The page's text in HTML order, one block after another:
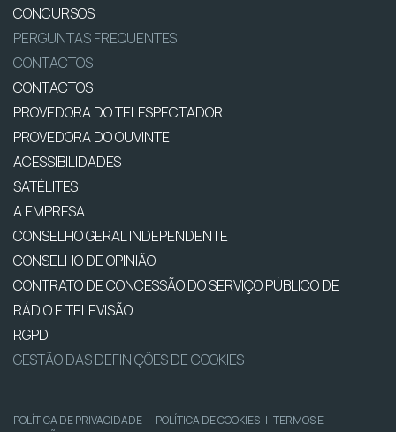
CONCURSOS
PERGUNTAS FREQUENTES
CONTACTOS
CONTACTOS
PROVEDORA DO TELESPECTADOR
PROVEDORA DO OUVINTE
ACESSIBILIDADES
SATÉLITES
A EMPRESA
CONSELHO GERAL INDEPENDENTE
CONSELHO DE OPINIÃO
CONTRATO DE CONCESSÃO DO SERVIÇO PÚBLICO DE
RÁDIO E TELEVISÃO
RGPD
GESTÃO DAS DEFINIÇÕES DE COOKIES
POLÍTICA DE PRIVACIDADE | POLÍTICA DE COOKIES | TERMOS E